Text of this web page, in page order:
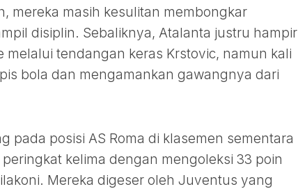
mereka masih kesulitan membongkar
disiplin. Sebaliknya, Atalanta justru hampir
tendangan keras Krstovic, namun kali
bola dan mengamankan gawangnya dari
pada posisi AS Roma di klasemen sementara
kelima dengan mengoleksi 33 poin
Mereka digeser oleh Juventus yang